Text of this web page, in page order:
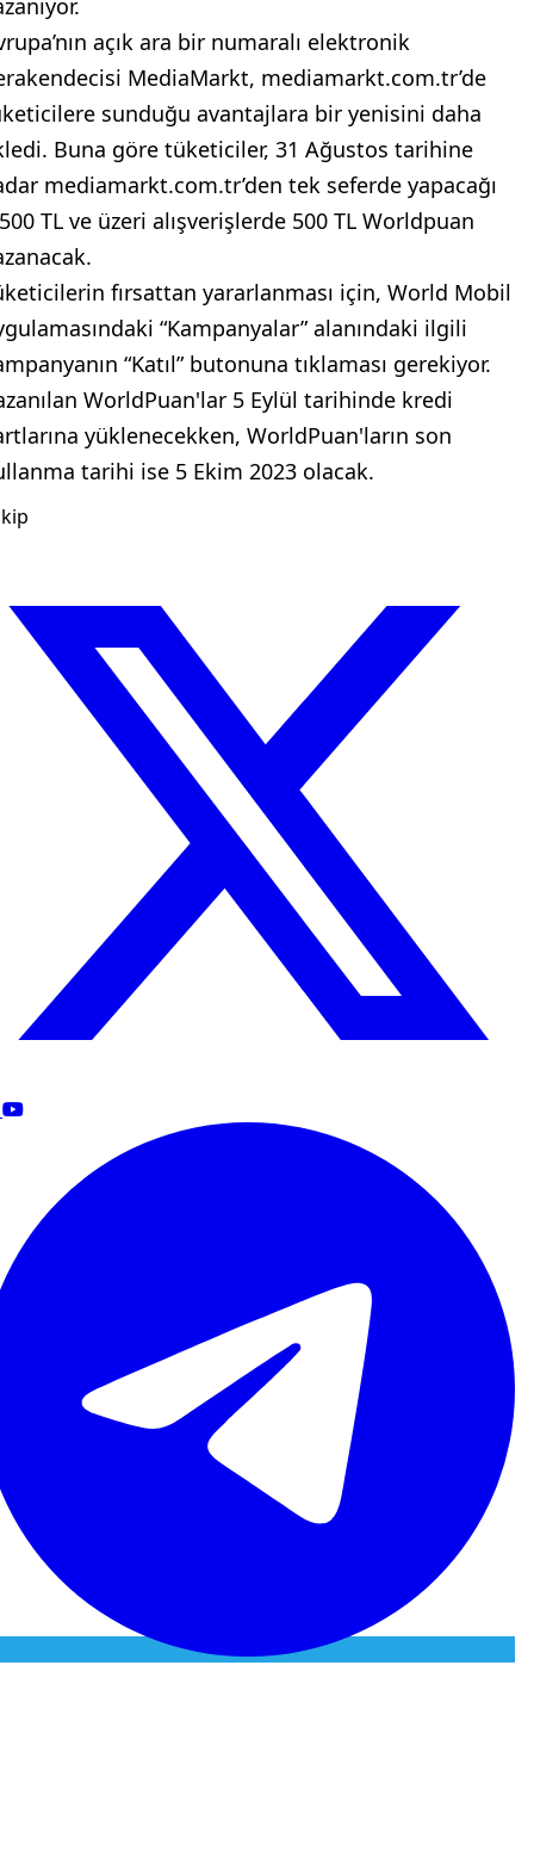
açık ara bir numaralı elektronik
MediaMarkt, mediamarkt.com.tr’de
sunduğu avantajlara bir yenisini daha
Buna göre tüketiciler, 31 Ağustos tarihine
mediamarkt.com.tr’den tek seferde yapacağı
TL ve üzeri alışverişlerde 500 TL Worldpuan
fırsattan yararlanması için, World Mobil
“Kampanyalar” alanındaki ilgili
“Katıl” butonuna tıklaması gerekiyor.
WorldPuan'lar 5 Eylül tarihinde kredi
yüklenecekken, WorldPuan'ların son
tarihi ise 5 Ekim 2023 olacak.